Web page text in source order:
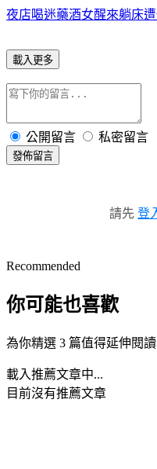
夜店喝迷藥酒女醒來躺床
載入更多
公開留言 私密留言
發佈留言
請先 登
Recommended
你可能也喜歡
為你精選 3 篇值得延伸閱
載入推薦文章中...
目前沒有推薦文章